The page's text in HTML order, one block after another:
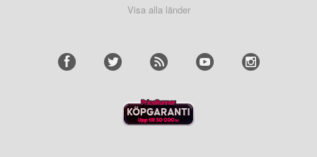
Visa alla länder